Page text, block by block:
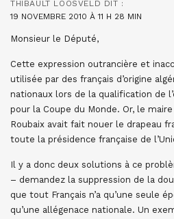
THIBAULT LOOSVELD DIT :
19 NOVEMBRE 2010 À 11 H 28 MIN
Monsieur le Député,
Cette expression outrancière et
utilisée par des français d’origine
nationaux lors de la qualification de
pour la Coupe du Monde. Or, le
Roubaix avait fait nouer le drapeau
toute la présidence française de
Il y a donc deux solutions à ce
– demandez la suppression de la
que tout Français n’a qu’une seule
qu’une allégenace nationale. Un